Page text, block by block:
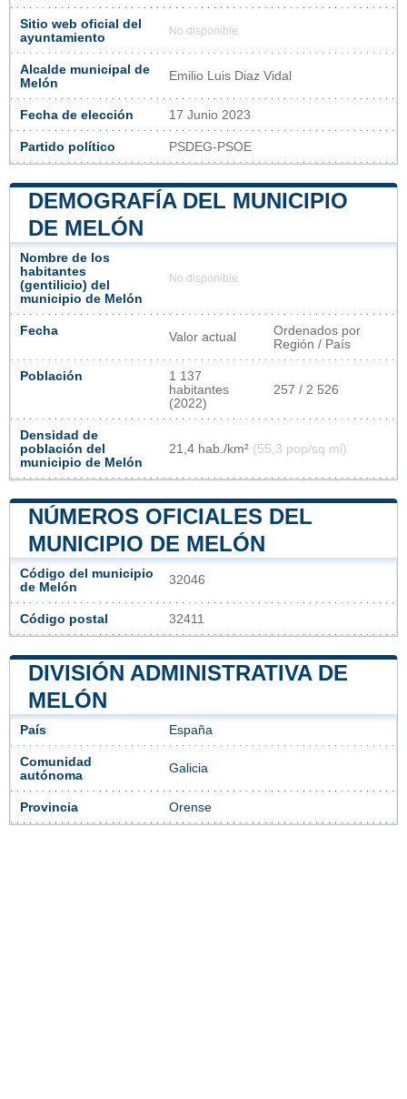
Sitio web oficial del
ayuntamiento
No disponible
Alcalde municipal de
Melón
Emilio Luis Diaz Vidal
Fecha de elección 17 Junio 2023
Partido político PSDEG-PSOE
DEMOGRAFÍA DEL MUNICIPIO
DE MELÓN
Nombre de los
habitantes
(gentilicio) del
municipio de Melón
No disponible
Fecha Valor actual
Ordenados por
Región / País
Población
1 137
habitantes
(2022)
257 / 2 526
Densidad de
población del
municipio de Melón
21,4 hab./km² (55,3 pop/sq mi)
NÚMEROS OFICIALES DEL
MUNICIPIO DE MELÓN
Código del municipio
de Melón
32046
Código postal 32411
DIVISIÓN ADMINISTRATIVA DE
MELÓN
País España
Comunidad
autónoma
Galicia
Provincia Orense